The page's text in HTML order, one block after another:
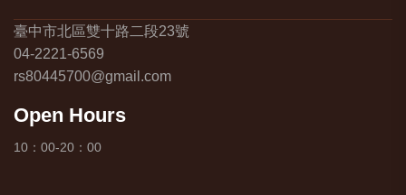
臺中市北區雙十路二段23號
04-2221-6569
rs80445700@gmail.com
Open Hours
10：00-20：00